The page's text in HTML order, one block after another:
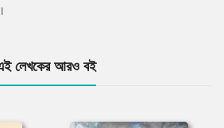
লেখকের আরও বই